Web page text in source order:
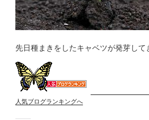
先日種まきをしたキャベツが発芽して
人気ブログランキングへ